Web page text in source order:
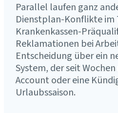
Parallel laufen ganz
Dienstplan-Konflikte im
Krankenkassen-
Reklamationen bei
Entscheidung über ein
System, der seit
Account oder eine
Urlaubssaison.